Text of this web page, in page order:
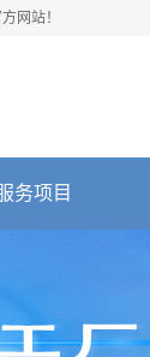
网站！
务项目